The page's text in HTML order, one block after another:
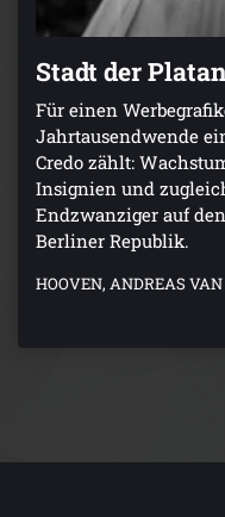
Stadt der
Für einen
Jahrtausendwende
Credo zählt:
Insignien und
Endzwanziger auf
Berliner Republik.
HOOVEN, ANDREAS VAN